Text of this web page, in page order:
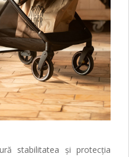
stabilitatea și protecția